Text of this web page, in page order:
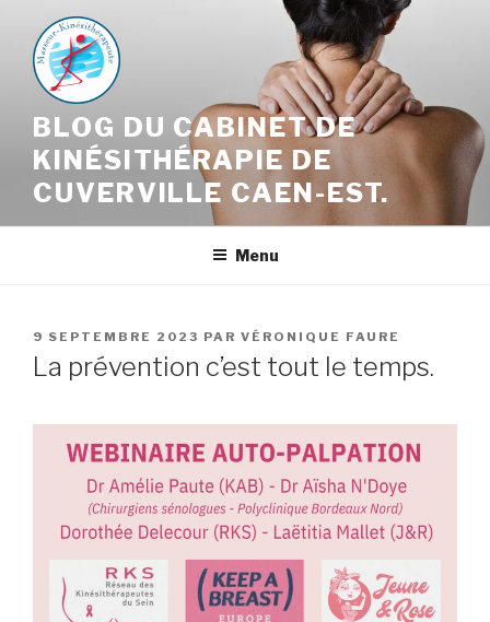
contenu
principal
BLOG DU CABINET DE
KINÉSITHÉRAPIE DE
CUVERVILLE CAEN-EST.
Menu
PUBLIÉ
LE
9 SEPTEMBRE 2023 PAR VÉRONIQUE FAURE
La prévention c’est tout le temps.